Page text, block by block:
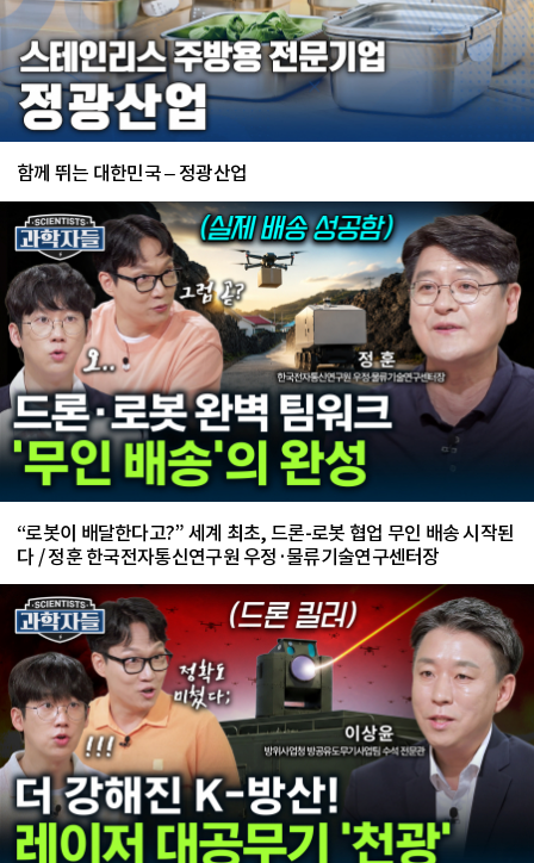
함께 뛰는 대한민국 – 정광산업
“로봇이 배달한다고?” 세계 최초, 드론-로봇 협업 무인 배송 시작된
다 / 정훈 한국전자통신연구원 우정·물류기술연구센터장